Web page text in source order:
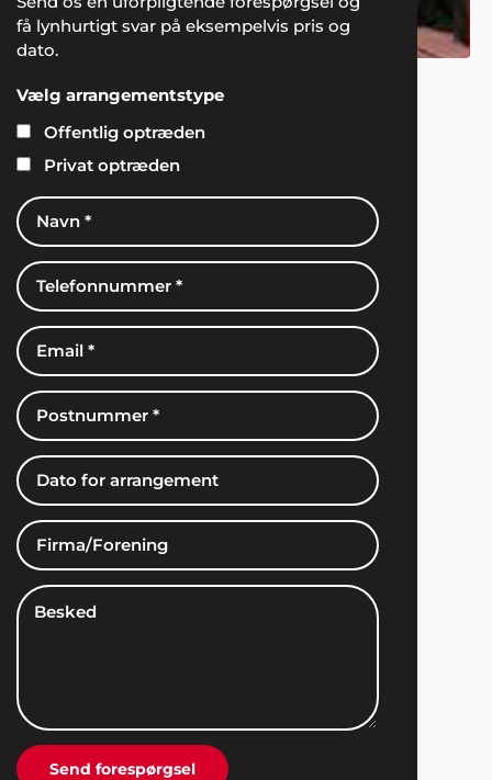
få lynhurtigt svar på eksempelvis pris og
dato.
Vælg arrangementstype
Offentlig optræden
Privat optræden
Send forespørgsel
Poul & Karin, Nivå
"Vi har kun ros til underholdningen til vores
fest. Det blev et meget vellykket
arrangement som vi kan kigge tilbage på
med glæde i mange år fremover. Mange tak
til jer".
Lisette Møller, Kolding
"Vi havde helt sikkert ikke fået den fantastiske
fest uden hjælp fra Showbizz Danmark. Nu er